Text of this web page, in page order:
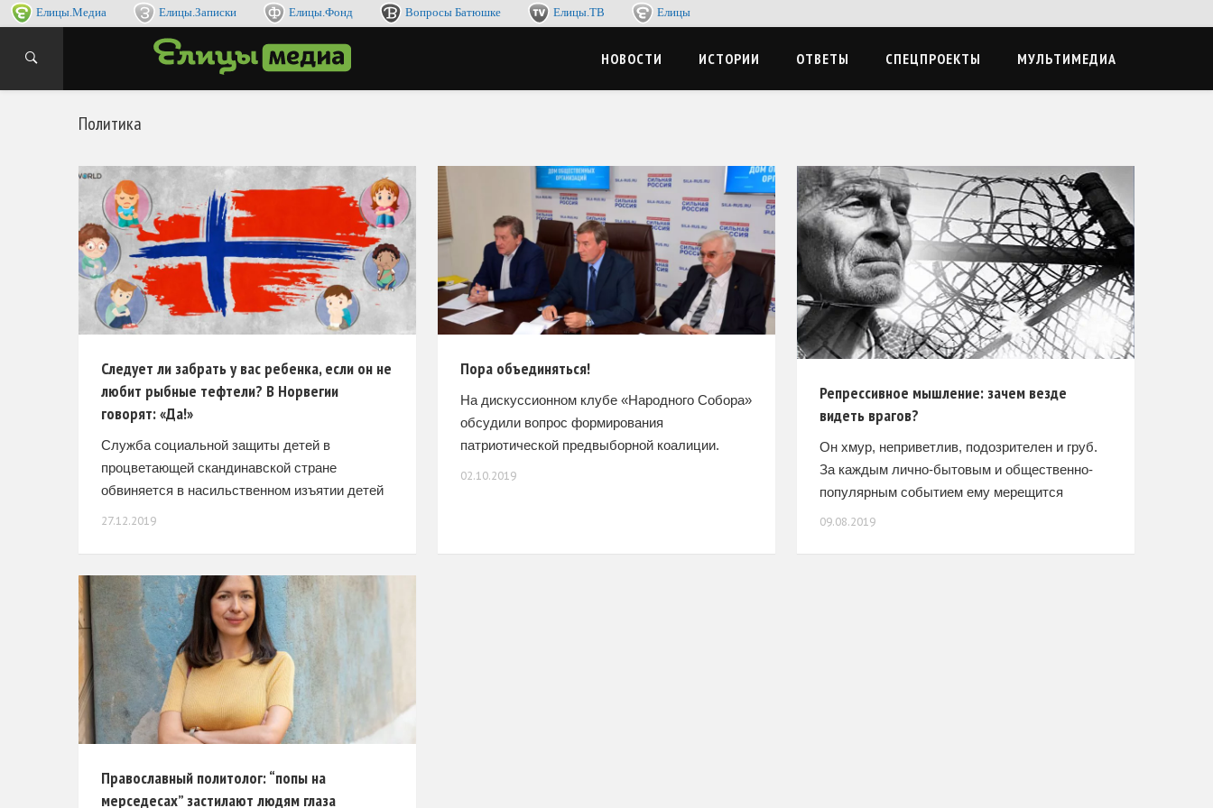
Елицы.Медиа Елицы.Записки Елицы.Фонд Вопросы Батюшке Елицы.ТВ Елицы
НОВОСТИ ИСТОРИИ ОТВЕТЫ СПЕЦПРОЕКТЫ МУЛЬТИМЕДИА
Политика
Следует ли забрать у вас ребенка, если он не
любит рыбные тефтели? В Норвегии
говорят: «Да!»
Служба социальной защиты детей в
процветающей скандинавской стране
обвиняется в насильственном изъятии детей
Шутакову, и она все вам расскажет об этом.
27.12.2019
Пора объединяться!
На дискуссионном клубе «Народного Собора»
обсудили вопрос формирования
патриотической предвыборной коалиции.
даже
02.10.2019
Репрессивное мышление: зачем везде
видеть врагов?
Он хмур, неприветлив, подозрителен и груб.
За каждым лично-бытовым и общественно-
популярным событием ему мерещится
заговор. Слоган «все люди – братья» он
09.08.2019
Православный политолог: “попы на
мерседесах” застилают людям глаза